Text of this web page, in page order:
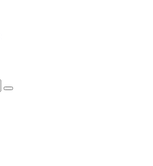
Search